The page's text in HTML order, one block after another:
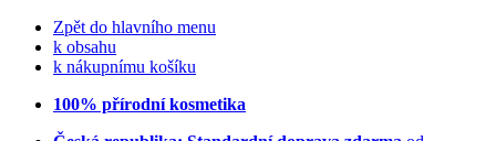
Zpět do hlavního menu
k obsahu
k nákupnímu košíku
100% přírodní kosmetika